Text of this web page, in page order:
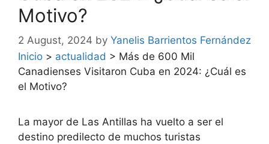
Motivo?
2 August, 2024 by Yanelis Barrientos Fernández
Inicio > actualidad > Más de 600 Mil
Canadienses Visitaron Cuba en 2024: ¿Cuál es
el Motivo?
La mayor de Las Antillas ha vuelto a ser el
destino predilecto de muchos turistas